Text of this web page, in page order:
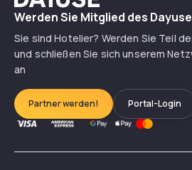
Werden Sie Mitglied des
Sie sind Hotelier? Werden Sie Teil
und schließen Sie sich unserem
an
Partner werden! Portal-Login